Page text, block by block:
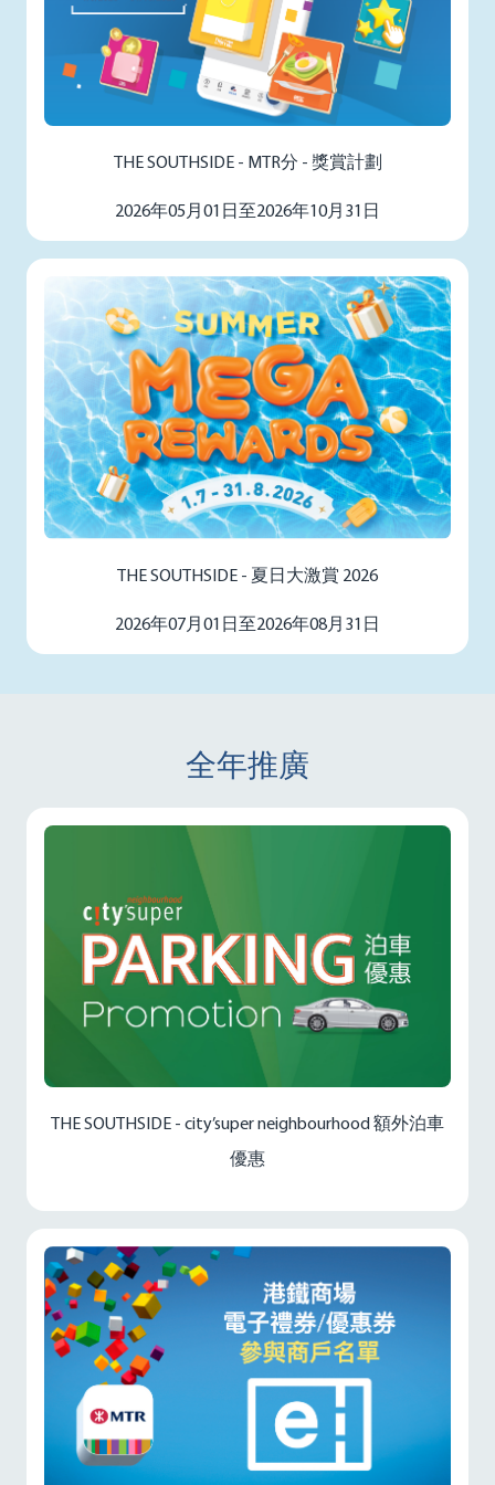
THE SOUTHSIDE - MTR分 - 獎賞計劃
2026年05月01日至2026年10月31日
THE SOUTHSIDE - 夏日大激賞 2026
2026年07月01日至2026年08月31日
全年推廣
THE SOUTHSIDE - city’super neighbourhood 額外泊車
優惠